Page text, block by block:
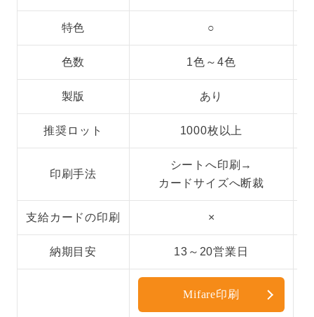
特色 ○
色数 1色～4色
製版 あり
推奨ロット 1000枚以上
印刷手法
シートへ印刷→
カードサイズへ断裁
支給カードの印刷 ×
納期目安 13～20営業日
Mifare印刷